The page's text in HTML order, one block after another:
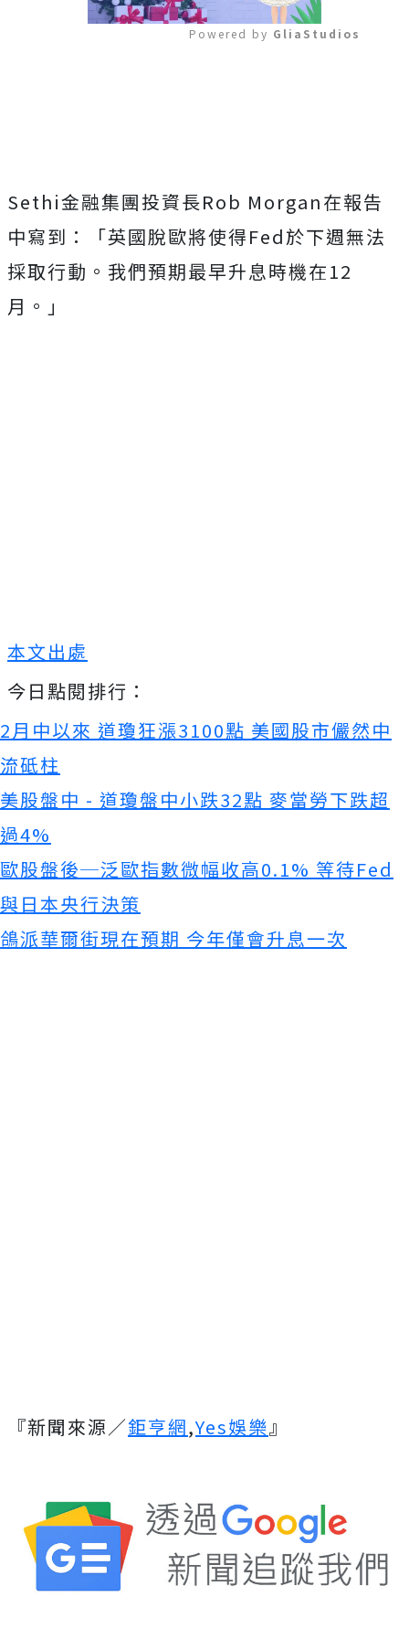
Powered by GliaStudios
Sethi金融集團投資長Rob Morgan在報告
中寫到：「英國脫歐將使得Fed於下週無法
採取行動。我們預期最早升息時機在12
月。」
本文出處
今日點閱排行：
2月中以來 道瓊狂漲3100點 美國股市儼然中
流砥柱
美股盤中 - 道瓊盤中小跌32點 麥當勞下跌超
過4%
歐股盤後─泛歐指數微幅收高0.1% 等待Fed
與日本央行決策
鴿派華爾街現在預期 今年僅會升息一次
『新聞來源／鉅亨網,Yes娛樂』